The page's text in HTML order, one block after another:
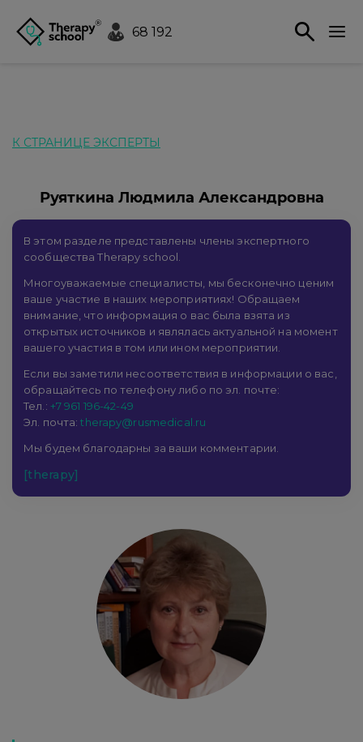
68 192
К СТРАНИЦЕ ЭКСПЕРТЫ
Руяткина Людмила Александровна
В этом разделе представлены члены экспертного
сообщества Therapy school.
Многоуважаемые специалисты, мы бесконечно ценим
ваше участие в наших мероприятиях! Обращаем
внимание, что информация о вас была взята из
открытых источников и являлась актуальной на момент
вашего участия в том или ином мероприятии.
Если вы заметили несоответствия в информации о вас,
обращайтесь по телефону либо по эл. почте:
Тел.: +7 961 196-42-49
Эл. почта:therapy@rusmedical.ru
Мы будем благодарны за ваши комментарии.
[therapy]